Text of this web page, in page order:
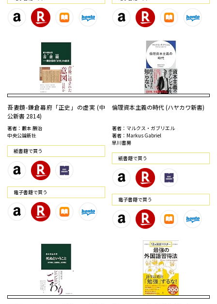
吾妻鏡-鎌倉幕府「正史」の虚実 (中
公新書 2814)
著者：藪本 勝治
中央公論新社
紙書籍で買う
電⼦書籍で買う
倫理資本主義の時代 (ハヤカワ新書)
著者：マルクス・ガブリエル
著者：Markus Gabriel
早川書房
紙書籍で買う
電⼦書籍で買う